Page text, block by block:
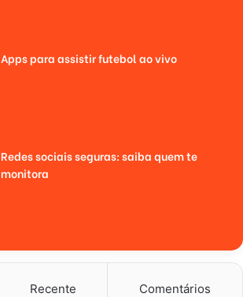
Apps para assistir futebol ao vivo
Redes sociais seguras: saiba quem te
monitora
Recente Comentários